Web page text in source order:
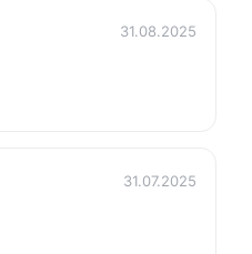
31.08.2025
31.07.2025